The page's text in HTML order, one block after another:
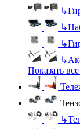
↳
↳
↳
↳
Показать
↳